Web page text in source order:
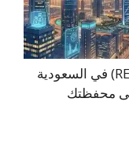
أفضل صناديق الاستثمار العقاري (REITs) في السعودية
تنظر إلى محفظتك